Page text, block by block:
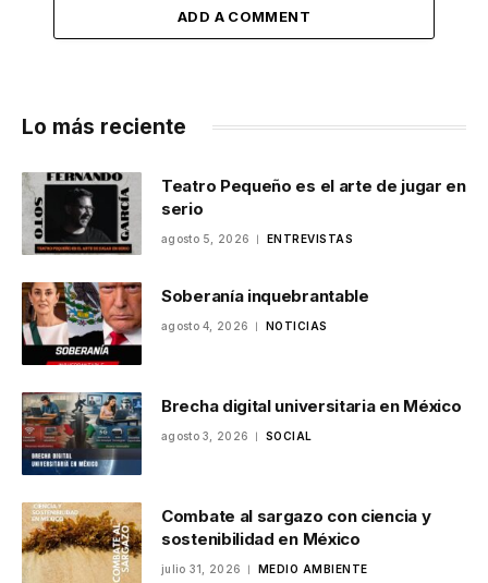
ADD A COMMENT
Lo más reciente
Teatro Pequeño es el arte de jugar en
serio
agosto 5, 2026 ENTREVISTAS
Soberanía inquebrantable
agosto 4, 2026 NOTICIAS
Brecha digital universitaria en México
agosto 3, 2026 SOCIAL
Combate al sargazo con ciencia y
sostenibilidad en México
julio 31, 2026 MEDIO AMBIENTE